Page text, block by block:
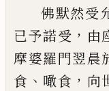
佛默然受
已予諾受 ， 由
摩婆羅門翌晨
食 、 噉食 ， 向